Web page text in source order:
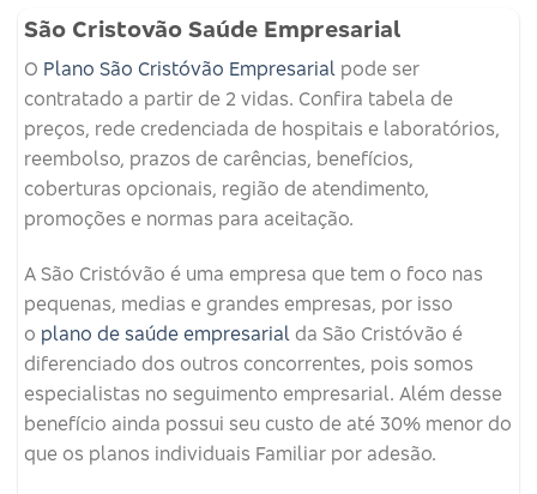
São Cristovão Saúde Empresarial
O Plano São Cristóvão Empresarial pode ser
contratado a partir de 2 vidas. Confira tabela de
preços, rede credenciada de hospitais e laboratórios,
reembolso, prazos de carências, benefícios,
coberturas opcionais, região de atendimento,
promoções e normas para aceitação.
A São Cristóvão é uma empresa que tem o foco nas
pequenas, medias e grandes empresas, por isso
o plano de saúde empresarial da São Cristóvão é
diferenciado dos outros concorrentes, pois somos
especialistas no seguimento empresarial. Além desse
benefício ainda possui seu custo de até 30% menor do
que os planos individuais Familiar por adesão.